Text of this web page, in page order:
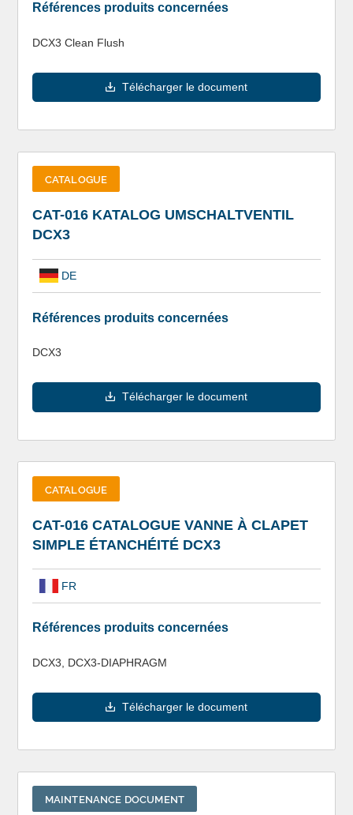
Références produits concernées
DCX3 Clean Flush
Télécharger le document
CATALOGUE
CAT-016 KATALOG UMSCHALTVENTIL
DCX3
DE
Références produits concernées
DCX3
Télécharger le document
CATALOGUE
CAT-016 CATALOGUE VANNE À CLAPET
SIMPLE ÉTANCHÉITÉ DCX3
FR
Références produits concernées
DCX3, DCX3-DIAPHRAGM
Télécharger le document
MAINTENANCE DOCUMENT